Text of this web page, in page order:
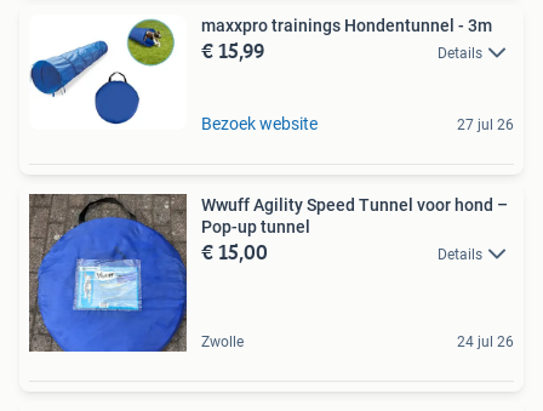
maxxpro trainings Hondentunnel - 3m
€ 15,99 Details
Bezoek website 27 jul 26
Wwuff Agility Speed Tunnel voor hond –
Pop-up tunnel
€ 15,00 Details
Zwolle 24 jul 26